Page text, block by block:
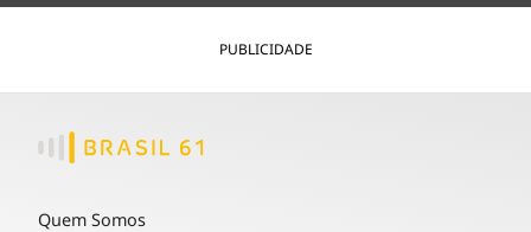
PUBLICIDADE
Quem Somos